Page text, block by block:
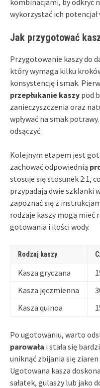
wykorzystać ich
Jak przygotować
Przygotowanie kaszy do
który wymaga kilku
konsystencję i smak.
przepłukanie kaszy pod
zanieczyszczenia oraz
wpływać na smak
odsączyć.
Kolejnym etapem jest
zachować odpowiednią
stosuje się stosunek 2:1,
przypadają dwie szklanki
zapoznać się z
rodzaje kaszy mogą mieć
gotowania i ilości wody.
Rodzaj kaszy
Kasza gryczana
Kasza jęczmienna
Kasza quinoa
Po ugotowaniu, warto
parowała i stała się
uniknąć zbijania się
Ugotowana kasza
sałatek, gulaszy lub jako